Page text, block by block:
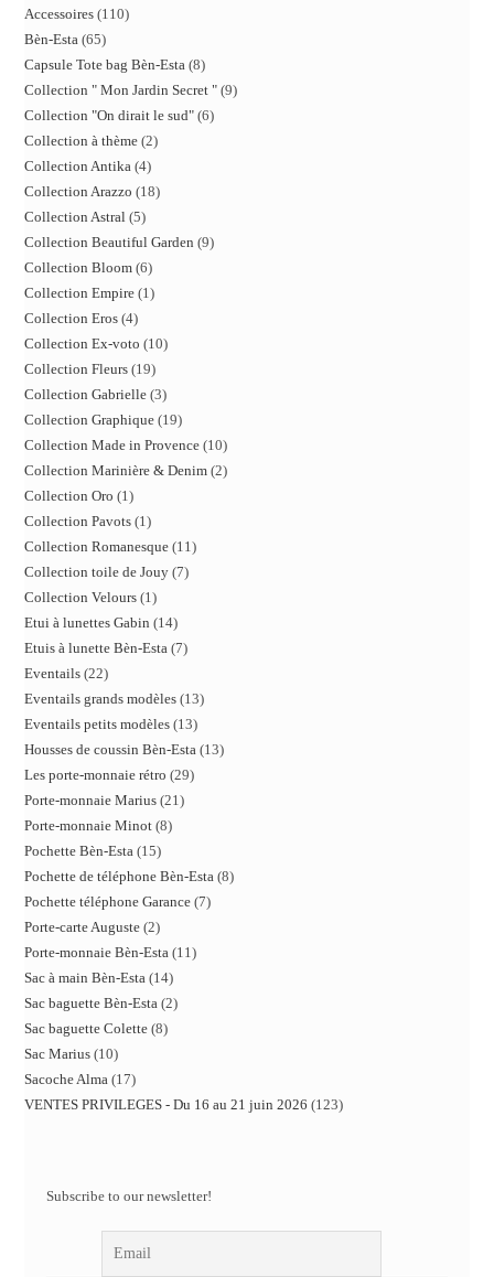
Accessoires 110
Bèn-Esta 65
Capsule Tote bag Bèn-Esta 8
Collection " Mon Jardin Secret " 9
Collection "On dirait le sud" 6
Collection à thème 2
Collection Antika 4
Collection Arazzo 18
Collection Astral 5
Collection Beautiful Garden 9
Collection Bloom 6
Collection Empire 1
Collection Eros 4
Collection Ex-voto 10
Collection Fleurs 19
Collection Gabrielle 3
Collection Graphique 19
Collection Made in Provence 10
Collection Marinière & Denim 2
Collection Oro 1
Collection Pavots 1
Collection Romanesque 11
Collection toile de Jouy 7
Collection Velours 1
Etui à lunettes Gabin 14
Etuis à lunette Bèn-Esta 7
Eventails 22
Eventails grands modèles 13
Eventails petits modèles 13
Housses de coussin Bèn-Esta 13
Les porte-monnaie rétro 29
Porte-monnaie Marius 21
Porte-monnaie Minot 8
Pochette Bèn-Esta 15
Pochette de téléphone Bèn-Esta 8
Pochette téléphone Garance 7
Porte-carte Auguste 2
Porte-monnaie Bèn-Esta 11
Sac à main Bèn-Esta 14
Sac baguette Bèn-Esta 2
Sac baguette Colette 8
Sac Marius 10
Sacoche Alma 17
VENTES PRIVILEGES - Du 16 au 21 juin 2026 123
Subscribe to our newsletter!